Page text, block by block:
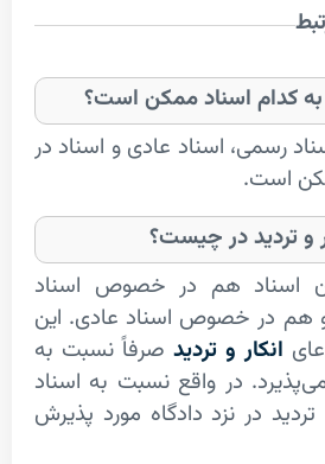
ممکن است؟
عادی و اسناد در
در چیست؟
هم در خصوص اسناد
اسناد عادی. این
تردید صرفاً نسبت به
واقع نسبت به اسناد
دادگاه مورد پذیرش